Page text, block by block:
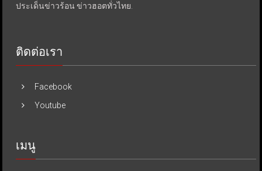
ประเด็นข่าวร้อน ข่าวฮอตทั่วไทย.
ติดต่อเรา
Facebook
Youtube
เมนู